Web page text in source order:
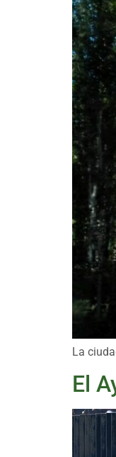
La
El